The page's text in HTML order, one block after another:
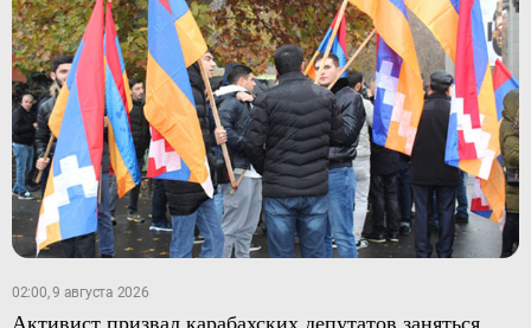
02:00, 9 августа 2026
Активист призвал карабахских депутатов заняться